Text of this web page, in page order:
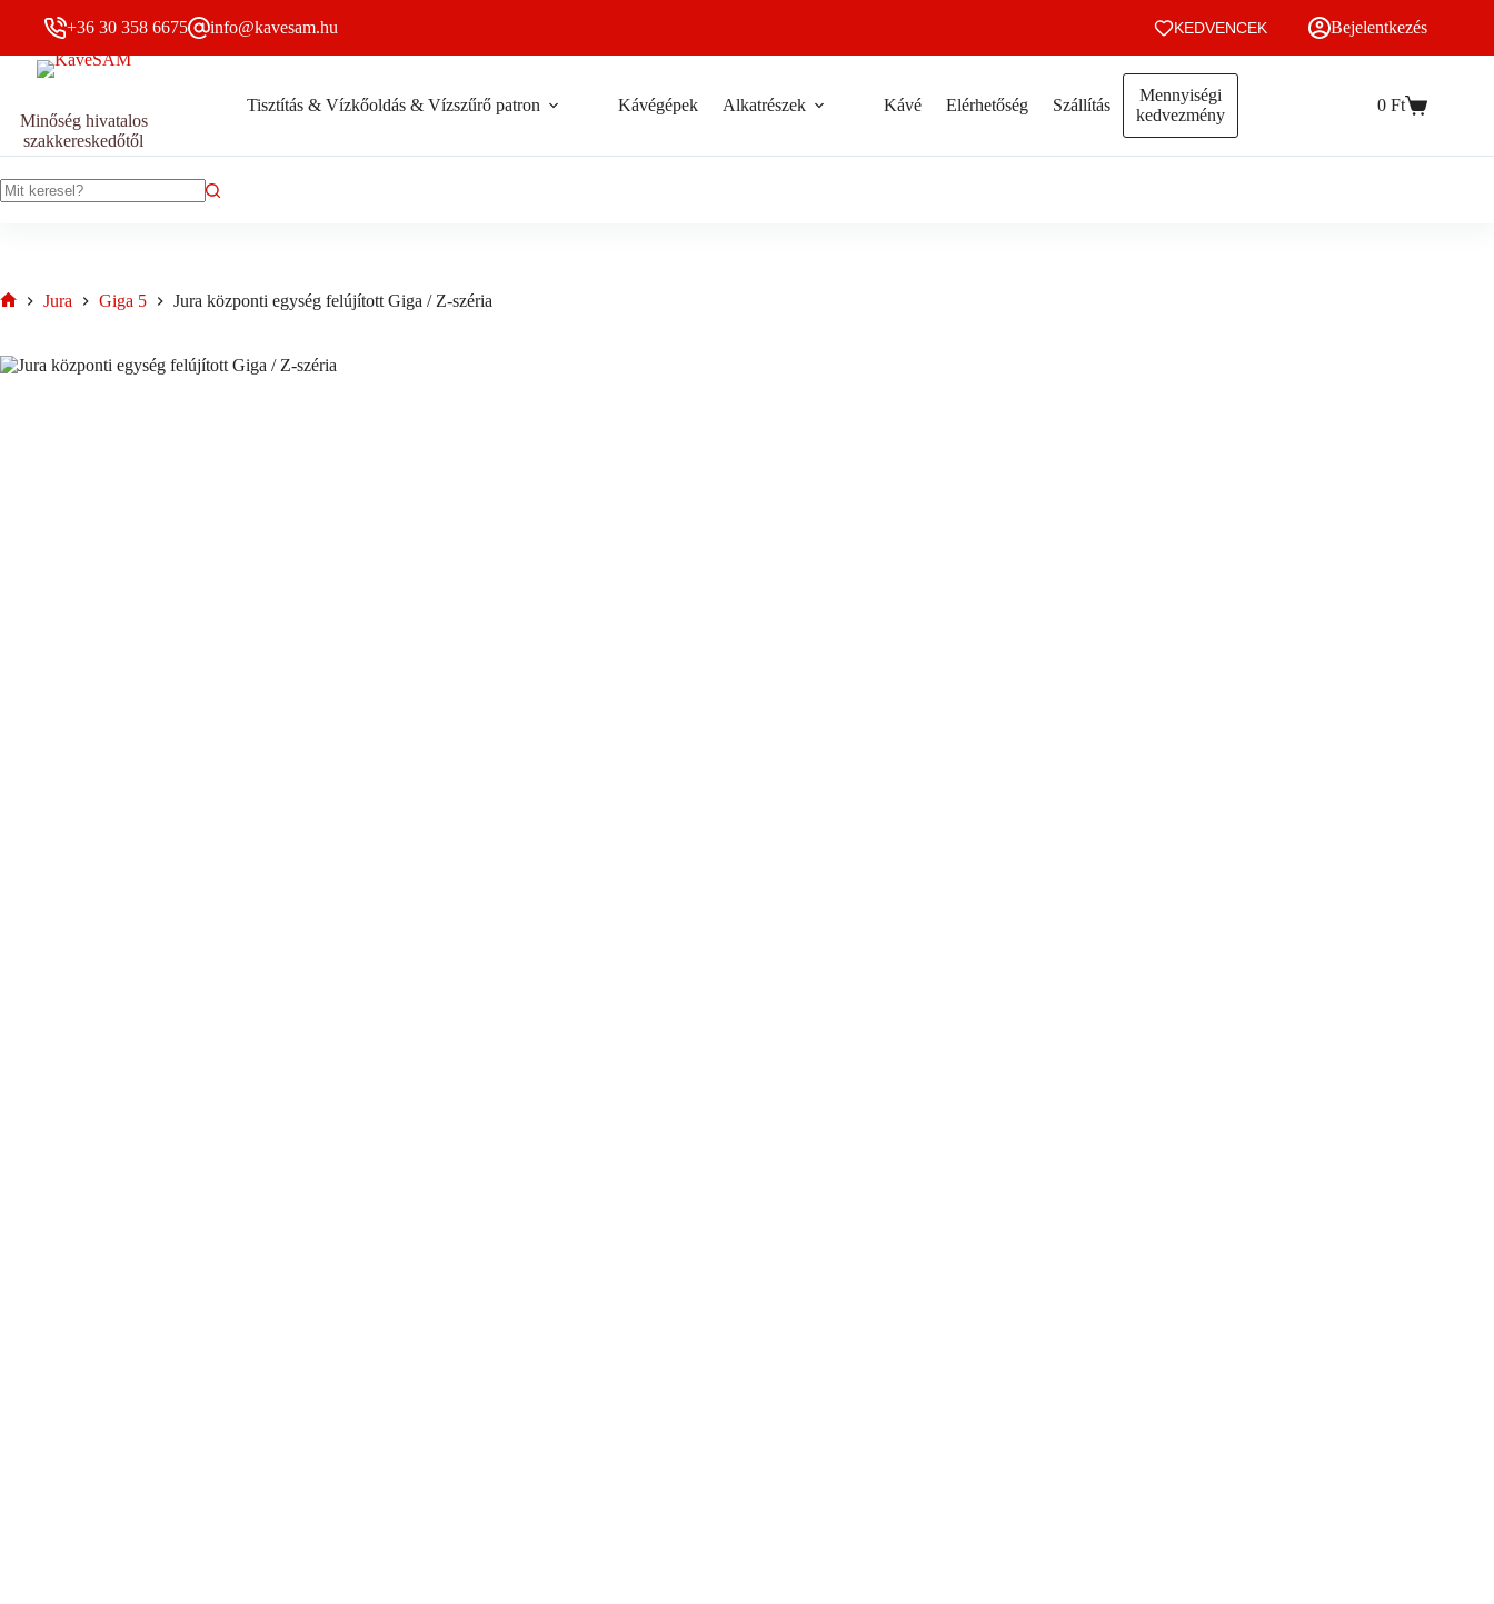
Jura központi egység felújított Giga / Z-széria
32000Ft Bruttó
Jura
+36 30 358 6675 info@kavesam.hu KEDVENCEK Bejelentkezés
Minőség hivatalos
szakkereskedőtől
Tisztítás & Vízkőoldás & Vízszűrő patron Kávégépek Alkatrészek Kávé Elérhetőség Szállítás
Mennyiségi
kedvezmény
Kosár
0 Ft
Jura Giga 5 Jura központi egység felújított Giga / Z-széria